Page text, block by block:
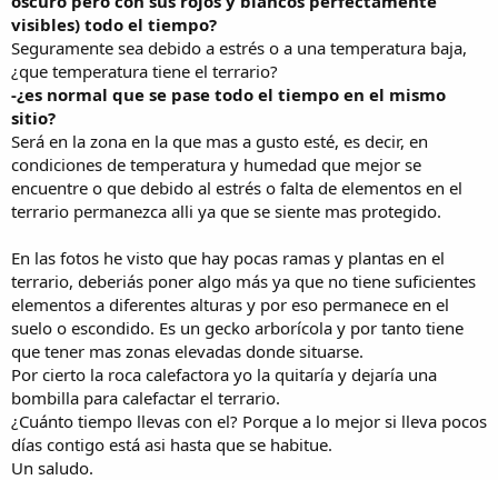
visibles) todo el tiempo?
Seguramente sea debido a estrés o a una temperatura baja,
¿que temperatura tiene el terrario?
-¿es normal que se pase todo el tiempo en el mismo
sitio?
Será en la zona en la que mas a gusto esté, es decir, en
condiciones de temperatura y humedad que mejor se
encuentre o que debido al estrés o falta de elementos en el
terrario permanezca alli ya que se siente mas protegido.
En las fotos he visto que hay pocas ramas y plantas en el
terrario, deberiás poner algo más ya que no tiene suficientes
elementos a diferentes alturas y por eso permanece en el
suelo o escondido. Es un gecko arborícola y por tanto tiene
que tener mas zonas elevadas donde situarse.
Por cierto la roca calefactora yo la quitaría y dejaría una
bombilla para calefactar el terrario.
¿Cuánto tiempo llevas con el? Porque a lo mejor si lleva pocos
días contigo está asi hasta que se habitue.
Un saludo.